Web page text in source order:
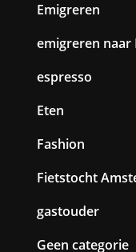
Emigreren
emigreren naar
espresso
Eten
Fashion
Fietstocht
gastouder
Geen categorie